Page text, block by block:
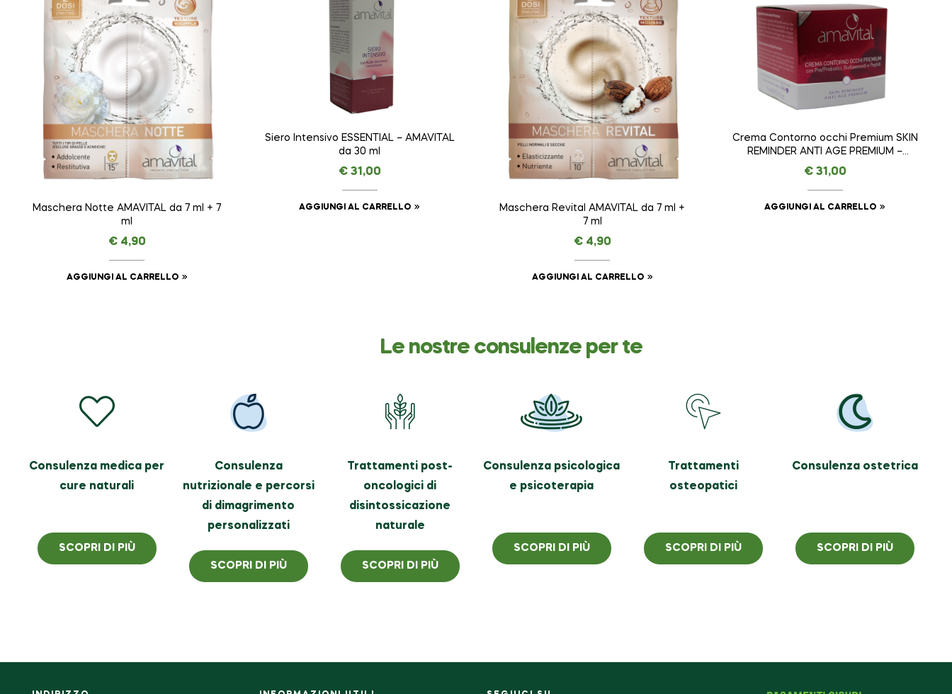
Maschera Notte AMAVITAL da 7 ml + 7
ml
€4,90
AGGIUNGI AL CARRELLO
Siero Intensivo ESSENTIAL – AMAVITAL
da 30 ml
€31,00
AGGIUNGI AL CARRELLO
Maschera Revital AMAVITAL da 7 ml +
7 ml
€4,90
AGGIUNGI AL CARRELLO
Crema Contorno occhi Premium SKIN
REMINDER ANTI AGE PREMIUM –
AMAVITAL da 15 ml
€31,00
AGGIUNGI AL CARRELLO
Le nostre consulenze per te
Consulenza medica per
cure naturali
SCOPRI DI PIÙ
Consulenza
nutrizionale e percorsi
di dimagrimento
personalizzati
SCOPRI DI PIÙ
Trattamenti post-
oncologici di
disintossicazione
naturale
SCOPRI DI PIÙ
Consulenza psicologica
e psicoterapia
SCOPRI DI PIÙ
Trattamenti
osteopatici
SCOPRI DI PIÙ
Consulenza ostetrica
SCOPRI DI PIÙ